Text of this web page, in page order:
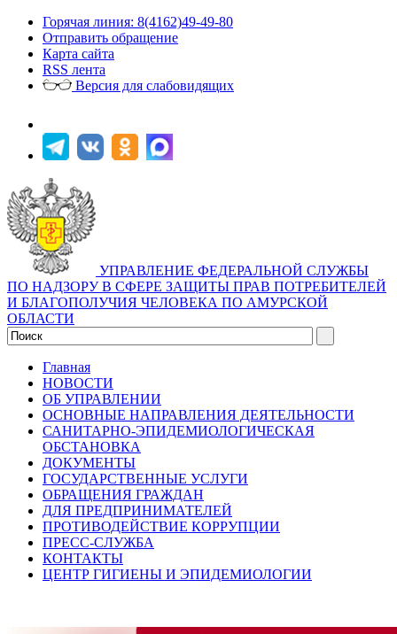
Горячая линия: 8(4162)49-49-80
Отправить обращение
Карта сайта
RSS лента
Версия для слабовидящих
УПРАВЛЕНИЕ ФЕДЕРАЛЬНОЙ СЛУЖБЫ
ПО НАДЗОРУ В СФЕРЕ ЗАЩИТЫ ПРАВ ПОТРЕБИТЕЛЕЙ
И БЛАГОПОЛУЧИЯ ЧЕЛОВЕКА ПО АМУРСКОЙ
ОБЛАСТИ
Главная
НОВОСТИ
ОБ УПРАВЛЕНИИ
ОСНОВНЫЕ НАПРАВЛЕНИЯ ДЕЯТЕЛЬНОСТИ
САНИТАРНО-ЭПИДЕМИОЛОГИЧЕСКАЯ
ОБСТАНОВКА
ДОКУМЕНТЫ
ГОСУДАРСТВЕННЫЕ УСЛУГИ
ОБРАЩЕНИЯ ГРАЖДАН
ДЛЯ ПРЕДПРИНИМАТЕЛЕЙ
ПРОТИВОДЕЙСТВИЕ КОРРУПЦИИ
ПРЕСС-СЛУЖБА
КОНТАКТЫ
ЦЕНТР ГИГИЕНЫ И ЭПИДЕМИОЛОГИИ